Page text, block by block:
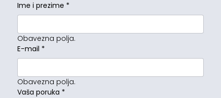
Ime i prezime *
Obavezna polja.
E-mail *
Obavezna polja.
Vaša poruka *